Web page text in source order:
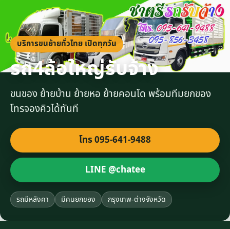
บริการขนย้ายทั่วไทย เปิดทุกวัน
รถ4ล้อใหญ่รับจ้าง
ขนของ ย้ายบ้าน ย้ายหอ ย้ายคอนโด พร้อมทีมยกของ
โทรจองคิวได้ทันที
โทร 095-641-9488
LINE @chatee
รถมีหลังคา มีคนยกของ กรุงเทพ-ต่างจังหวัด